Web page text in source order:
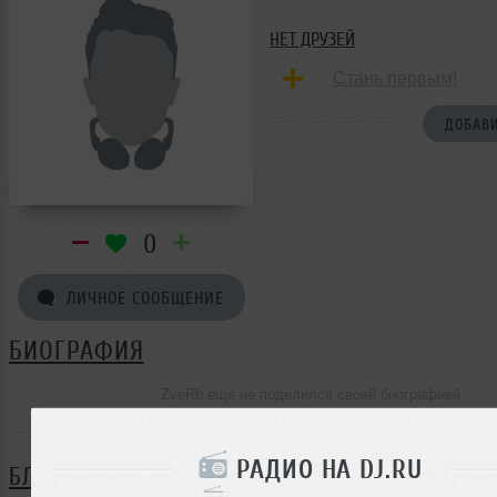
РАДИО НА DJ.RU
0
ЛИЧНОЕ СООБЩЕНИЕ
НЕТ ДРУЗЕЙ
БИОГРАФИЯ
БЛОГ